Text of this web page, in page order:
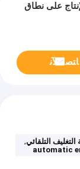
على نطاق
ﺎﺘﺼﻟ ﺍﻶﻧ
التغليف التلقائي,
automatic